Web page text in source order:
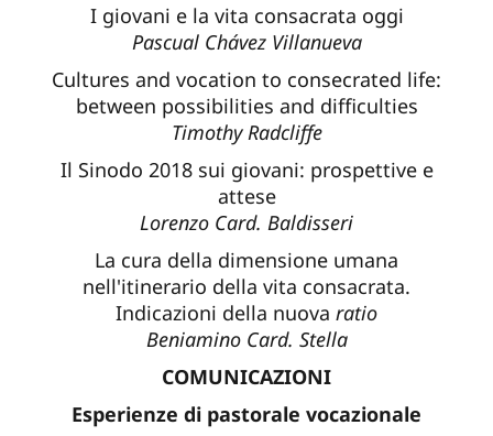
I giovani e la vita consacrata oggi
Pascual Chávez Villanueva
Cultures and vocation to consecrated life:
between possibilities and difficulties
Timothy Radcliffe
Il Sinodo 2018 sui giovani: prospettive e
attese
Lorenzo Card. Baldisseri
La cura della dimensione umana
nell'itinerario della vita consacrata.
Indicazioni della nuova ratio
Beniamino Card. Stella
COMUNICAZIONI
Esperienze di pastorale vocazionale